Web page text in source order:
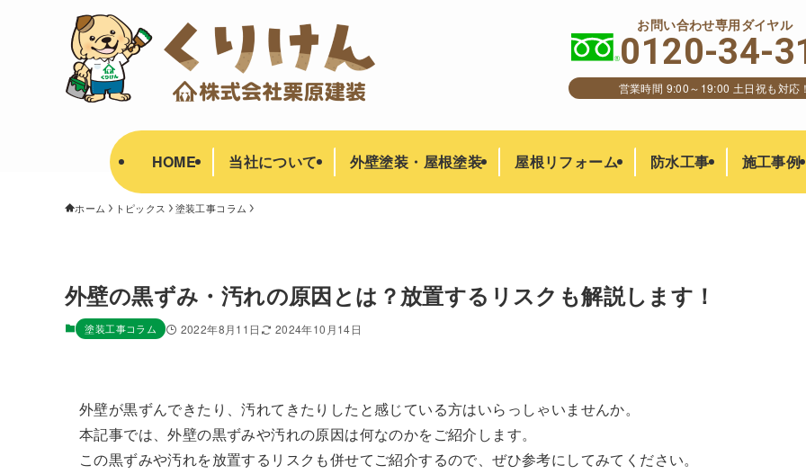
HOME 当社について 外壁塗装・屋根塗装 屋根リフォーム 防水工事 施工事例
お問い合わせ専用ダイヤル
0120-34-
営業時間 9:00～19:00 土日祝も対応
ホーム トピックス 塗装工事コラム
外壁の黒ずみ・汚れの原因とは？放置するリスクも解説します！
塗装工事コラム 2022年8月11日 2024年10月14日
外壁が黒ずんできたり、汚れてきたりしたと感じている方はいらっしゃいませんか。
本記事では、外壁の黒ずみや汚れの原因は何なのかをご紹介します。
この黒ずみや汚れを放置するリスクも併せてご紹介するので、ぜひ参考にしてみてください。